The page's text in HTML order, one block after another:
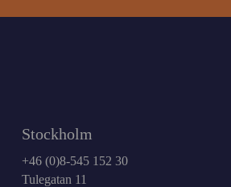
Stockholm
+46 (0)8-545 152 30
Tulegatan 11